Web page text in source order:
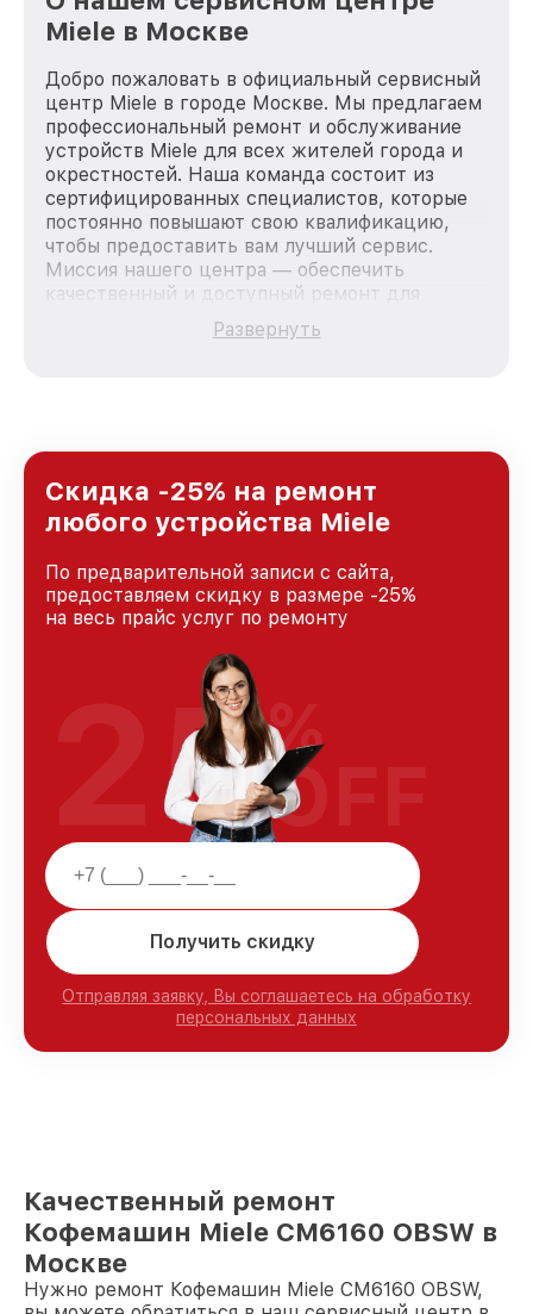
Miele в Москве
Добро пожаловать в официальный сервисный
центр Miele в городе Москве. Мы предлагаем
профессиональный ремонт и обслуживание
устройств Miele для всех жителей города и
окрестностей. Наша команда состоит из
сертифицированных специалистов, которые
постоянно повышают свою квалификацию,
чтобы предоставить вам лучший сервис.
Миссия нашего центра — обеспечить
качественный и доступный ремонт для
каждого пользователя продукции Miele, вне
зависимости от сложности поломки. Мы
и лояльности наших клиентов.
Развернуть
Скидка -25% на ремонт
любого устройства Miele
По предварительной записи с сайта,
предоставляем скидку в размере -25%
на весь прайс услуг по ремонту
Получить скидку
Отправляя заявку, Вы соглашаетесь на обработку
персональных данных
25%
OFF
Качественный ремонт
Кофемашин Miele CM6160 OBSW в
Москве
Нужно ремонт Кофемашин Miele CM6160 OBSW,